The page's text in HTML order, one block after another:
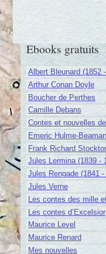
Ebooks gratuits
Albert Bleunard (1852
Arthur Conan Doyle
Boucher de Perthes
Camille Debans
Contes et nouvelles
Emeric Hulme-
Frank Richard
Jules Lermina (1839 -
Jules Rengade (1841 -
Jules Verne
Les contes des mille
Les contes d’Excelsior
Maurice Level
Maurice Renard
Mes nouvelles